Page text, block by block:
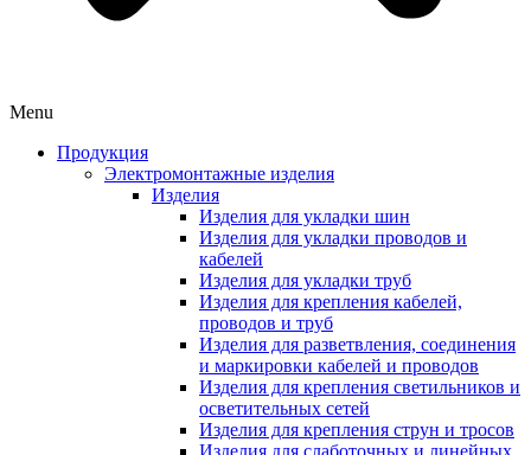
Menu
Продукция
Электромонтажные изделия
Изделия
Изделия для укладки шин
Изделия для укладки проводов и
кабелей
Изделия для укладки труб
Изделия для крепления кабелей,
проводов и труб
Изделия для разветвления, соединения
и маркировки кабелей и проводов
Изделия для крепления светильников и
осветительных сетей
Изделия для крепления струн и тросов
Изделия для слаботочных и линейных